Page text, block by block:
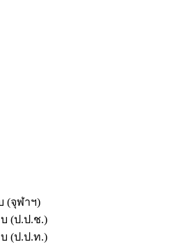
(จุฬาฯ)
(ป.ป.ช.)
(ป.ป.ท.)